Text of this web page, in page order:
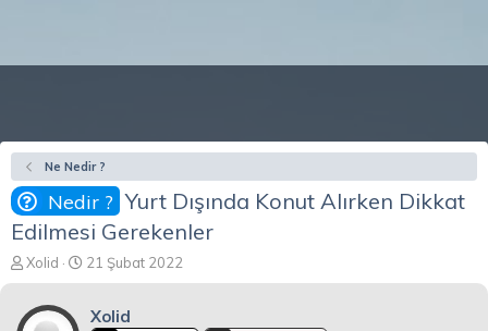
Ne Nedir ?
Nedir ? Yurt Dışında Konut Alırken Dikkat
Edilmesi Gerekenler
K
o
b
Xolid
B
a
21 Şubat 2022
Xolid